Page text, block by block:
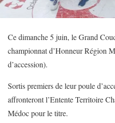
Ce dimanche 5 juin, le Grand
championnat d’Honneur Région
d’accession).
Sortis premiers de leur poule
affronteront l’Entente Territoire
Médoc pour le titre.